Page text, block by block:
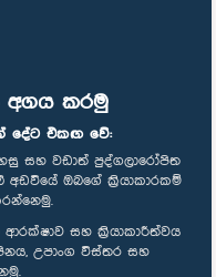
කරමු
දේට එකඟ වේ:
සහ වඩාත් පුද්ගලාරෝපිත
ඔබගේ ක්‍රියාකාරකම්
සහ ක්‍රියාකාරීත්වය
උපාංග විස්තර සහ